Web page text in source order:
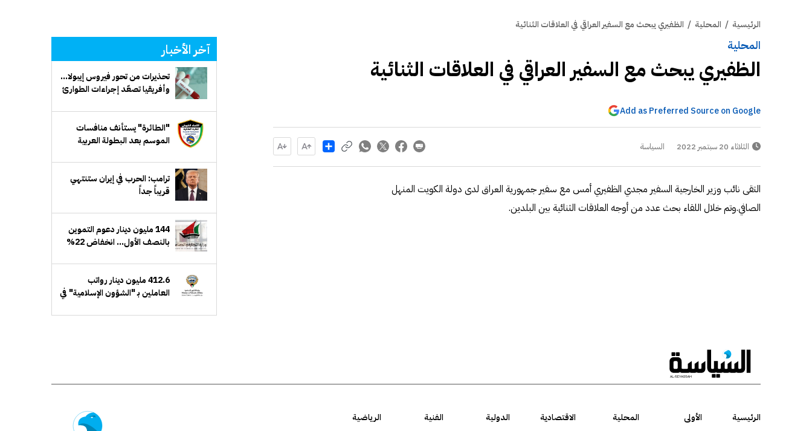
الرئيسية / المحلية / الظفيري يبحث مع السفير العراقي في العلاقات الثنائية
المحلية
الظفيري يبحث مع السفير العراقي في العلاقات الثنائية
Add as Preferred Source on Google
الثلاثاء 20 سبتمبر 2022 السياسة Share
التقى نائب وزير الخارجية السفير مجدي الظفيري أمس مع سفير جمهورية العراق لدى دولة الكويت المنهل
الصافي.وتم خلال اللقاء بحث عدد من أوجه العلاقات الثنائية بين البلدين.
آخر الأخبار
تحذيرات من تحور فيروس إيبولا...
وأفريقيا تصعّد إجراءات الطوارئ
"الطائرة" يستأنف منافسات
الموسم بعد البطولة العربية
ترامب: الحرب في إيران ستنتهي
قريباً جداً
144 مليون دينار دعوم التموين
بالنصف الأول... انخفاض 22%
412.6 مليون دينار رواتب
العاملين بـ "الشؤون الإسلامية" في
الرئيسية الأولى المحلية الاقتصادية الدولية الفنية
الرياضية